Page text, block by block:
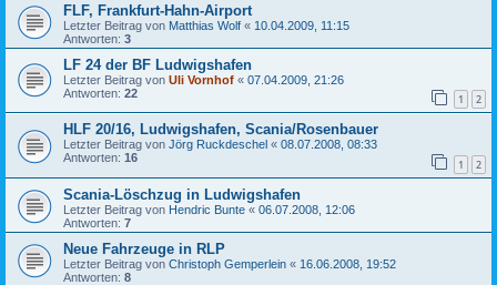
FLF, Frankfurt-Hahn-Airport
Letzter Beitrag von Matthias Wolf « 10.04.2009, 11:15
Antworten: 3
LF 24 der BF Ludwigshafen
Letzter Beitrag von Uli Vornhof « 07.04.2009, 21:26
Antworten: 22 1 2
HLF 20/16, Ludwigshafen, Scania/Rosenbauer
Letzter Beitrag von Jörg Ruckdeschel « 08.07.2008, 08:33
Antworten: 16 1 2
Scania-Löschzug in Ludwigshafen
Letzter Beitrag von Hendric Bunte « 06.07.2008, 12:06
Antworten: 7
Neue Fahrzeuge in RLP
Letzter Beitrag von Christoph Gemperlein « 16.06.2008, 19:52
Antworten: 8